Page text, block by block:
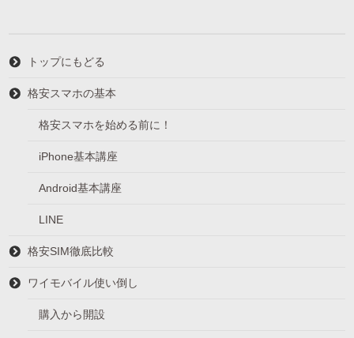
トップにもどる
格安スマホの基本
格安スマホを始める前に！
iPhone基本講座
Android基本講座
LINE
格安SIM徹底比較
ワイモバイル使い倒し
購入から開設